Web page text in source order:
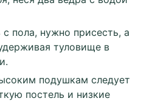
пола, нужно присесть, а
туловище в
подушкам следует
постель и низкие